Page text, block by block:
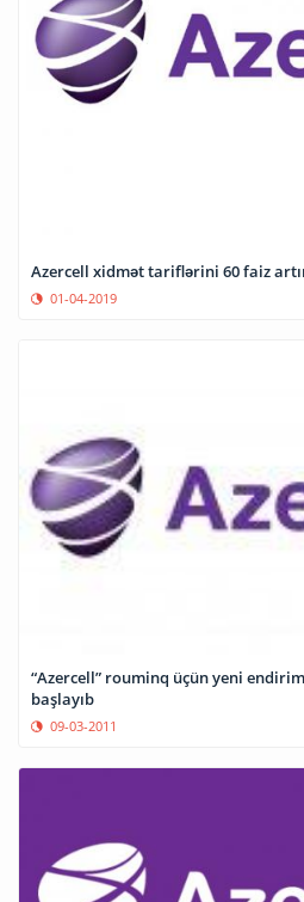
Azercell xidmət tariflərini 60 faiz
01-04-2019
“Azercell” rouminq üçün yeni
başlayıb
09-03-2011